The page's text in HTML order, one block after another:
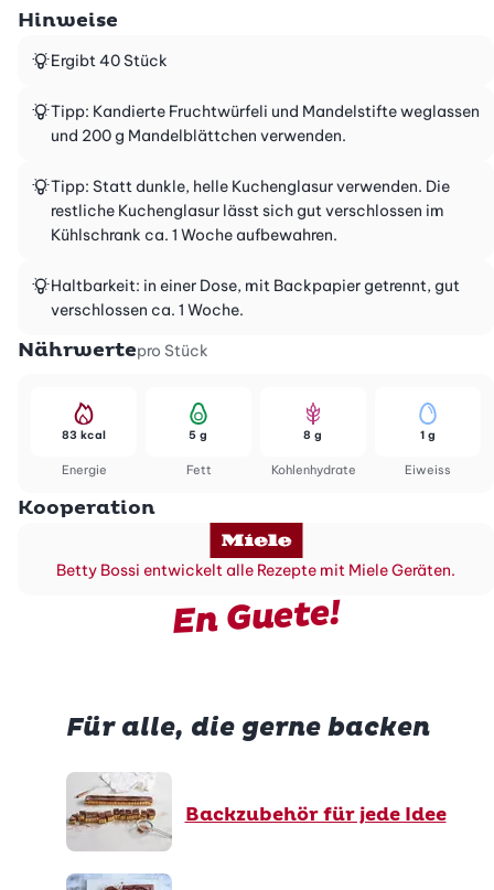
Hinweise
Ergibt 40 Stück
Tipp: Kandierte Fruchtwürfeli und Mandelstifte weglassen
und 200 g Mandelblättchen verwenden.
Tipp: Statt dunkle, helle Kuchenglasur verwenden. Die
restliche Kuchenglasur lässt sich gut verschlossen im
Kühlschrank ca. 1 Woche aufbewahren.
Haltbarkeit: in einer Dose, mit Backpapier getrennt, gut
verschlossen ca. 1 Woche.
Nährwertepro Stück
Energie
83 kcal
Fett
5 g
Kohlenhydrate
8 g
Eiweiss
1 g
Kooperation
Betty Bossi entwickelt alle Rezepte mit Miele Geräten.
En Guete!
Für alle, die gerne backen
Backzubehör für jede Idee